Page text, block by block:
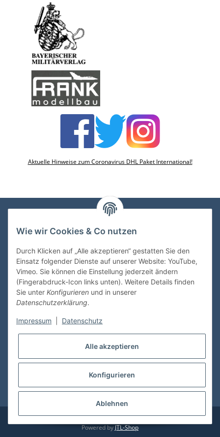
Aktuelle Hinweise zum Coronavirus DHL Paket International!
VDMedien24.de
Kasernenstraße 6-10
66482 Zweibrücken
Tel. 06332 72710
eMail: heinz.nickel@vdmedien.de
Shop Service
* Alle Preise inkl. gesetzlicher USt., zzgl.Versand
© vdmedien24.de Besucherzähler: 10724826
Powered by JTL-Shop
Wie wir Cookies & Co nutzen
Durch Klicken auf „Alle akzeptieren“ gestatten Sie den
Einsatz folgender Dienste auf unserer Website: YouTube,
Vimeo. Sie können die Einstellung jederzeit ändern
(Fingerabdruck-Icon links unten). Weitere Details finden
Sie unter Konfigurieren und in unserer
Datenschutzerklärung.
Impressum Datenschutz
Alle akzeptieren
Konfigurieren
Ablehnen